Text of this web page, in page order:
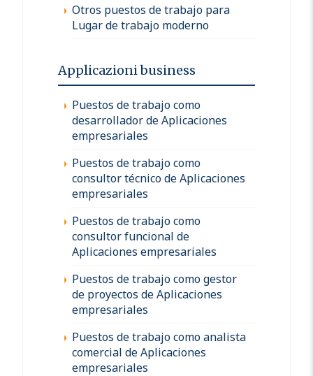
Otros puestos de trabajo para
Lugar de trabajo moderno
Applicazioni business
Puestos de trabajo como
desarrollador de Aplicaciones
empresariales
Puestos de trabajo como
consultor técnico de Aplicaciones
empresariales
Puestos de trabajo como
consultor funcional de
Aplicaciones empresariales
Puestos de trabajo como gestor
de proyectos de Aplicaciones
empresariales
Puestos de trabajo como analista
comercial de Aplicaciones
empresariales